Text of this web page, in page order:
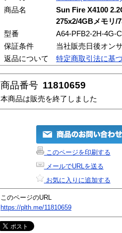
商品名
Sun Fire X4100
275x2/4GBメモリ/
型番
A64-PFB2-2H-4G-
保証条件
当社販売日後オン
返品について
特定商取引法に基
商品番号 11810659
本商品は販売を終了しました
このページを印刷する
メールでURLを送る
お気に入りに追加する
このページのURL
https://plth.me/11810659